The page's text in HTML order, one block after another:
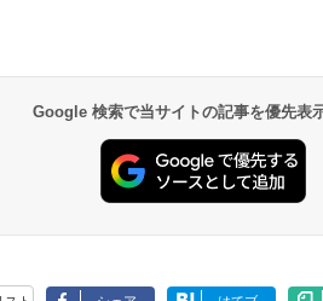
Google 検索で当サイトの記事を優先表